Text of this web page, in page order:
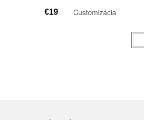
€19 Customizácia